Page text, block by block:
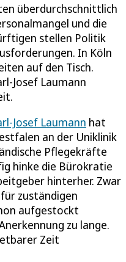
überdurchschnittlich
und die
stellen Politik
In Köln
auf den Tisch.
Josef Laumann
Josef Laumann hat
an der Uniklinik
Pflegekräfte
hinke die Bürokratie
hinterher. Zwar
zuständigen
aufgestockt
zu lange.
Zeit